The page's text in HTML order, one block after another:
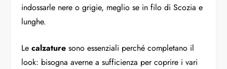
indossarle nere o grigie, meglio se in filo di Scozia e
lunghe.
Lecalzature sono essenziali perché completano il
look: bisogna averne a sufficienza per coprire i vari